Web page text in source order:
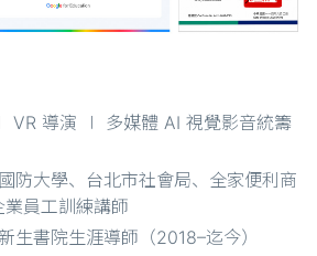
VR 導演 ∣ 多媒體 AI 視覺影音統籌
防大學、台北市社會局、全家便利商
員工訓練講師
生書院生涯導師（2018–迄今）